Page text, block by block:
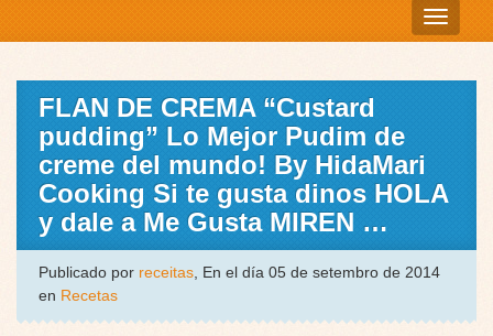
FLAN DE CREMA “Custard
pudding” Lo Mejor Pudim de
creme del mundo! By HidaMari
Cooking Si te gusta dinos HOLA
y dale a Me Gusta MIREN …
Publicado por receitas, En el día 05 de setembro de 2014
en Recetas